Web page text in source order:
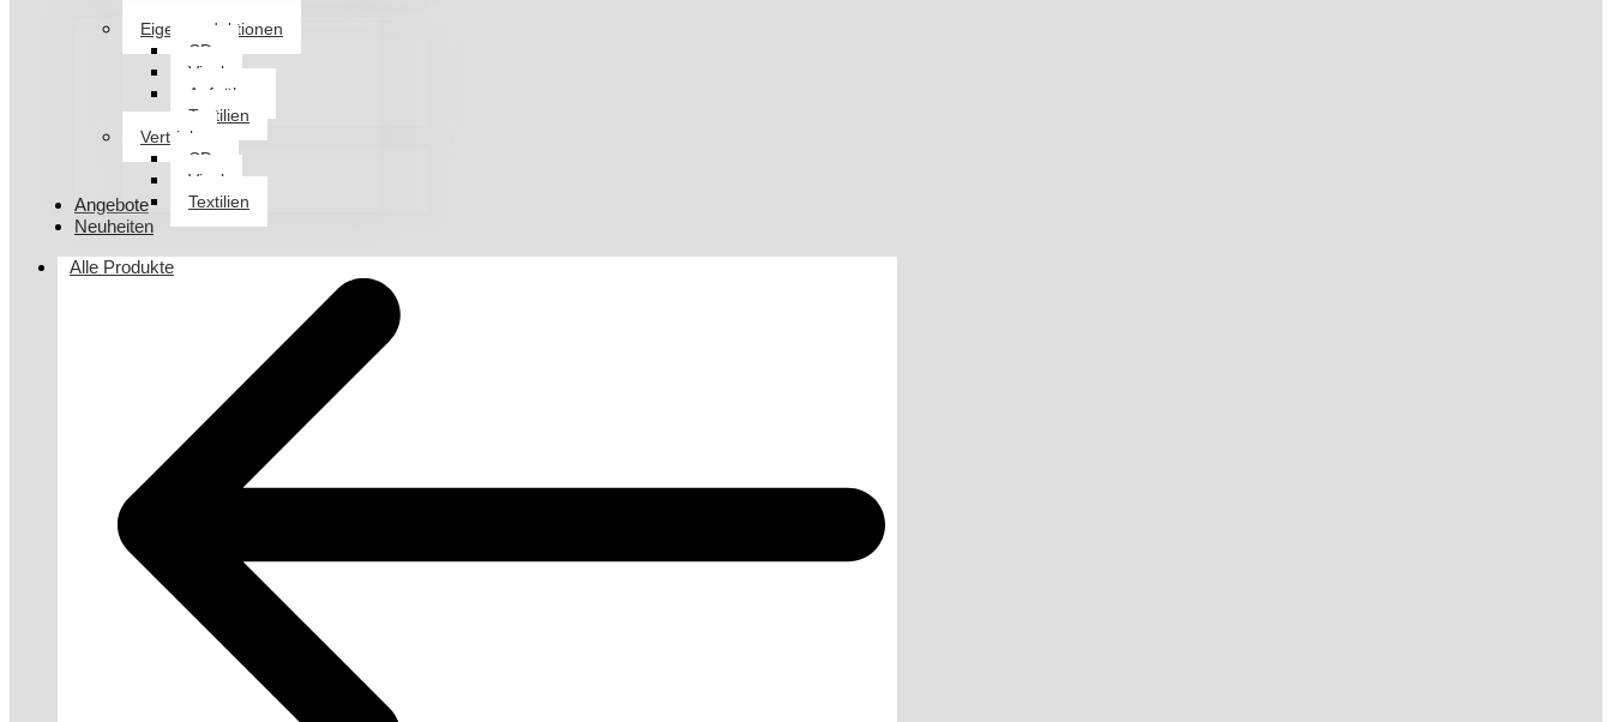
Eigenproduktionen
CDs
Vinyl
Aufnäher
Textilien
Vertrieb
CDs
Vinyl
Textilien
Angebote
Neuheiten
Alle Produkte